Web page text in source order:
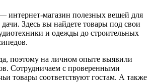
магазин полезных вещей для
Здесь вы найдете товары под свои
и одежды до строительных
поэтому на личном опыте выявили
Сотрудничаем с проверенными
товары соответствуют гостам. А также